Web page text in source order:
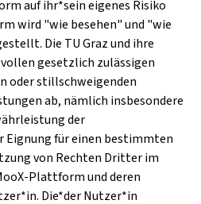
auf ihr*sein eigenes Risiko
wird "wie besehen" und "wie
Die TU Graz und ihre
gesetzlich zulässigen
oder stillschweigenden
ab, nämlich insbesondere
der
Eignung für einen bestimmten
von Rechten Dritter im
Plattform und deren
Die*der Nutzer*in